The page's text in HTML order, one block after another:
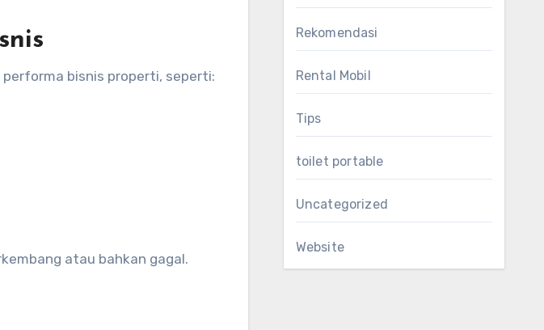
bisnis properti, seperti:
atau bahkan gagal.
Rekomendasi
Rental Mobil
Tips
toilet portable
Uncategorized
Website